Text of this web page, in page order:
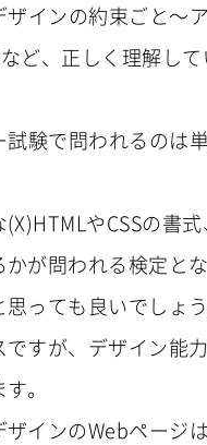
インの約束ごと～
ど、正しく理解し
験で問われるのは
やCSSの書
が問われる検定とな
っても良いでしょう
すが、デザイン能
。
インのWebページ